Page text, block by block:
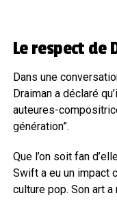
Le respect de
Dans une
Draiman a déclaré
auteures-
génération”.
Que l’on soit fan
Swift a eu un impact
culture pop. Son art